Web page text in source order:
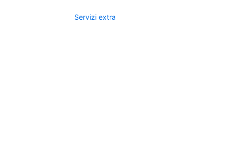
Servizi extra